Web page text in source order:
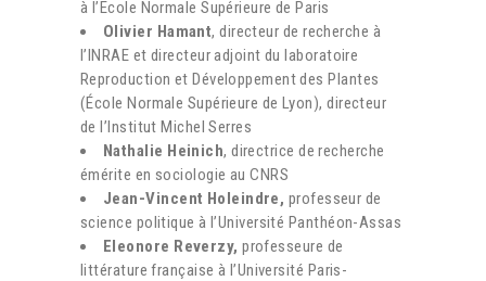
à l’Ecole Normale Supérieure de Paris
Olivier Hamant, directeur de recherche à
l’INRAE et directeur adjoint du laboratoire
Reproduction et Développement des Plantes
(École Normale Supérieure de Lyon), directeur
de l’Institut Michel Serres
Nathalie Heinich, directrice de recherche
émérite en sociologie au CNRS
Jean-Vincent Holeindre, professeur de
science politique à l’Université Panthéon-Assas
Eleonore Reverzy,professeure de
littérature française à l’Université Paris-